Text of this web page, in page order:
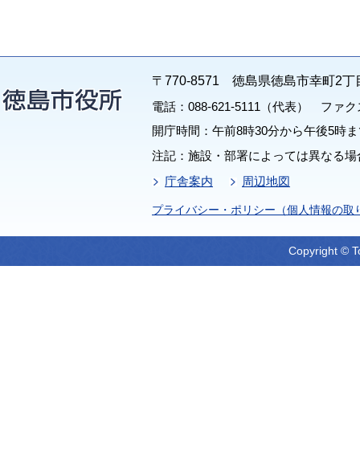
〒770-8571 徳島県徳島市幸町2丁
電話：088-621-5111（代表） ファク
開庁時間：午前8時30分から午後5時
注記：施設・部署によっては異なる
庁舎案内
周辺地図
プライバシー・ポリシー（個人情報の取
Copyright ©